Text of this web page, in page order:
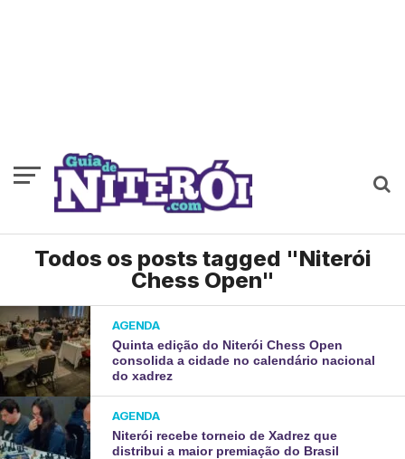
Todos os posts tagged "Niterói
Chess Open"
AGENDA
Quinta edição do Niterói Chess Open
consolida a cidade no calendário nacional
do xadrez
AGENDA
Niterói recebe torneio de Xadrez que
distribui a maior premiação do Brasil